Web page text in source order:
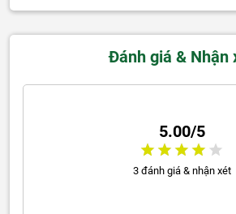
Đánh giá & Nhận
5.00/5
3 đánh giá & nhận xét